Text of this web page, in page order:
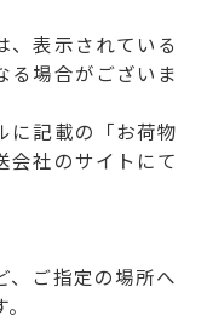
、表示されている
る場合がございま
に記載の「お荷物
会社のサイトにて
、ご指定の場所へ